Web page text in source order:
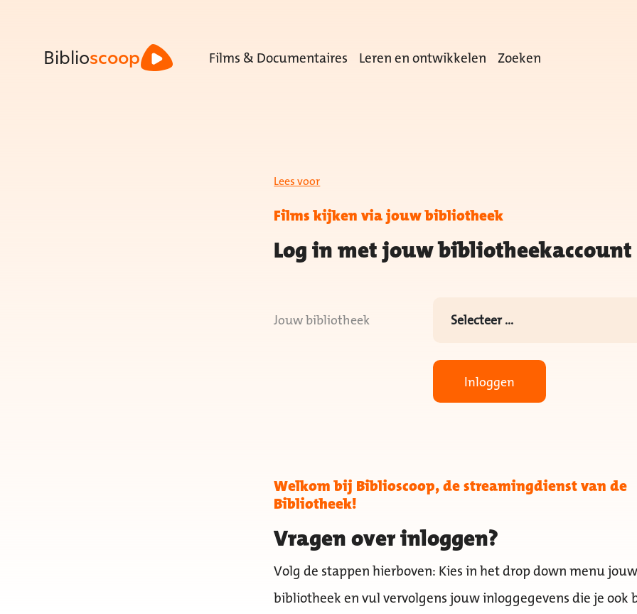
Biblioscoop Films & Documentaires Leren en ontwikkelen Zoeken
Lees voor
Films kijken via jouw bibliotheek
Log in met jouw bibliotheekaccount
Jouw bibliotheek
Inloggen
Welkom bij Biblioscoop, de streamingdienst van de
Bibliotheek!
Vragen over inloggen?
Volg de stappen hierboven: Kies in het drop down menu jouw
bibliotheek en vul vervolgens jouw inloggegevens die je ook